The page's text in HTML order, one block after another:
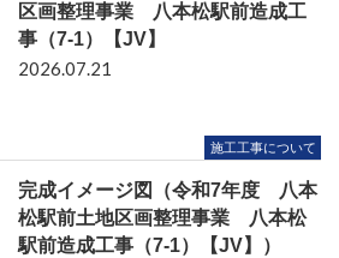
区画整理事業 八本松駅前造成工
事（7-1）【JV】
施工工事について
2026.07.21
完成イメージ図（令和7年度 八本
松駅前土地区画整理事業 八本松
駅前造成工事（7-1）【JV】）